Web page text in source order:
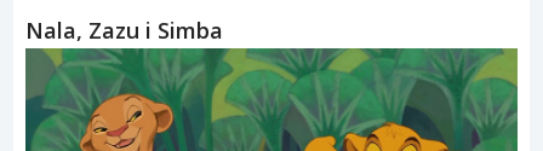
Nala, Zazu i Simba